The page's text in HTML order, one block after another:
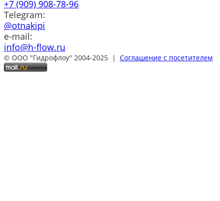
+7 (909) 908-78-96
Telegram:
@otnakipi
e-mail:
info@h-flow.ru
© ООО "Гидрофлоу" 2004-2025 | Соглашение с посетителем